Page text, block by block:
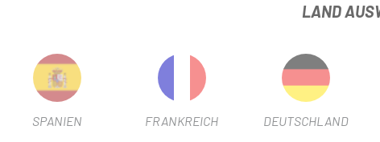
LAND
SPANIEN FRANKREICH DEUTSCHLAND